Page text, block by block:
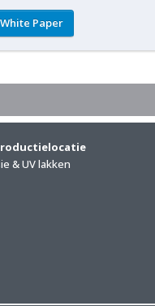
White Paper
& UV lakken